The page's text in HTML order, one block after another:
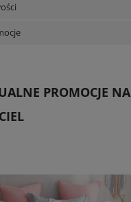
PROMOCJE NA